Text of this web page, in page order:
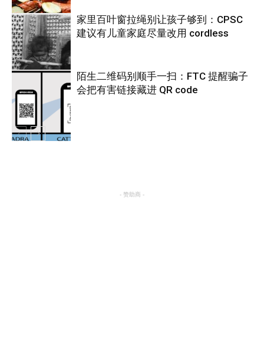
热点
热点
家里百叶窗拉绳别让孩子够到：CPSC
建议有儿童家庭尽量改用 cordless
陌生二维码别顺手一扫：FTC 提醒骗子
会把有害链接藏进 QR code
- 赞助商 -